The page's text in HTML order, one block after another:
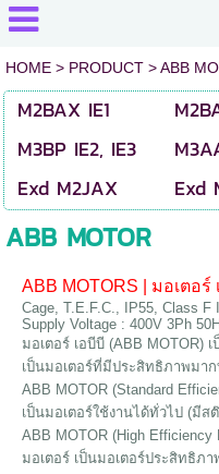
HOME> PRODUCT >ABB
M2BAX IE1
M3BP IE2, IE3
Exd M2JAX
Exd
ABB MOTOR
ABB MOTORS | มอเตอร์
Cage, T.E.F.C., IP55, Class F
Supply Voltage : 400V 3Ph
มอเตอร์ เอบีบี (ABB MOTOR)
เป็นมอเตอร์ที่มีประสิทธิภาพมา
ABB MOTOR (Standard
เป็นมอเตอร์ใช้งานได้ทั่วไป (มีส
ABB MOTOR (High Efficiency
มอเตอร์ เป็นมอเตอร์ประสิทธิภ